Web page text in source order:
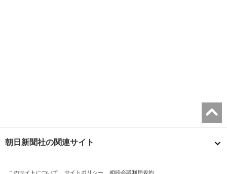
朝日新聞社の関連サイト
このサイトについて サイトポリシー 相続会議利用規約